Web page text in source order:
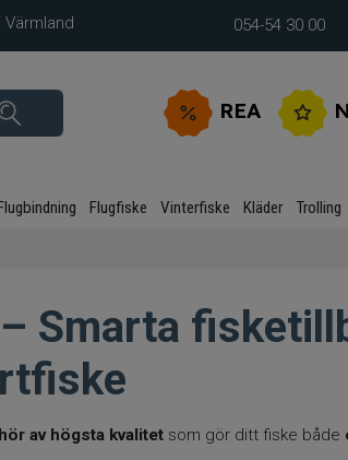
054-54 30 00
REA
Flugfiske Vinterfiske Kläder Trolling
Smarta
av högsta kvalitetsom gör ditt fiske både